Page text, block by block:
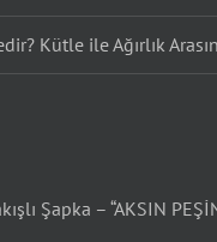
Kütle ile Ağırlık
Şapka – “AKSIN